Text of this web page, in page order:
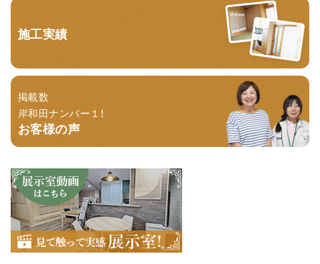
施工実績
掲載数
岸和田ナンバー１！
お客様の声